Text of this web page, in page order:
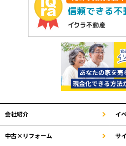
会社紹介 イ
中古×リフォーム サ